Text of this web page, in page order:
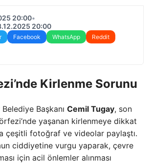
20:00•
20:00
Facebook WhatsApp
Reddit
Kirlenme Sorunu
Başkanı Cemil Tugay, son
yaşanan kirlenmeye dikkat
çeşitli fotoğraf ve videolar paylaştı.
ciddiyetine vurgu yaparak, çevre
için acil önlemler alınması